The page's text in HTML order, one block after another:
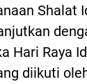
Shalat
Hari Raya
diikuti